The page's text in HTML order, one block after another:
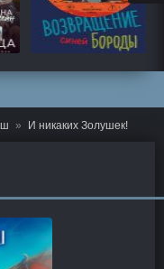
И никаких Золушек!